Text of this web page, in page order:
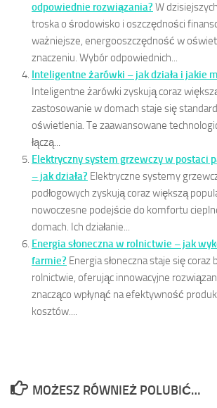
odpowiednie rozwiązania? W
troska o środowisko i oszczędności
ważniejsze, energooszczędność w
znaczeniu. Wybór odpowiednich...
Inteligentne żarówki – jak działa i jakie
Inteligentne żarówki zyskują coraz
zastosowanie w domach staje się
oświetlenia. Te zaawansowane
łączą...
Elektryczny system grzewczy w postaci
– jak działa? Elektryczne systemy
podłogowych zyskują coraz większą
nowoczesne podejście do komfortu
domach. Ich działanie...
Energia słoneczna w rolnictwie – jak
farmie? Energia słoneczna staje się
rolnictwie, oferując innowacyjne
znacząco wpłynąć na efektywność
kosztów....
MOŻESZ RÓWNIEŻ POLUBIĆ…